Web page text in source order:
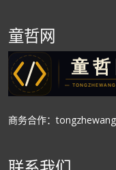
童哲网
商务合作：